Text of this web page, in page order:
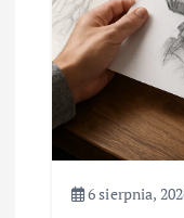
6 sierpnia,